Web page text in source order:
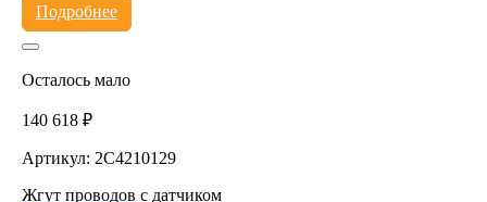
Подробнее
Осталось мало
140 618 ₽
Артикул: 2C4210129
Жгут проводов с датчиком